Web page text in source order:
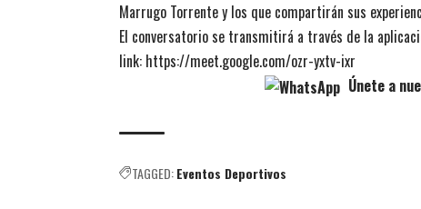
Marrugo Torrente y los que compartirán sus
El conversatorio se transmitirá a través de la
link: https://meet.google.com/ozr-yxtv-ixr
Únete a
TAGGED:Eventos Deportivos